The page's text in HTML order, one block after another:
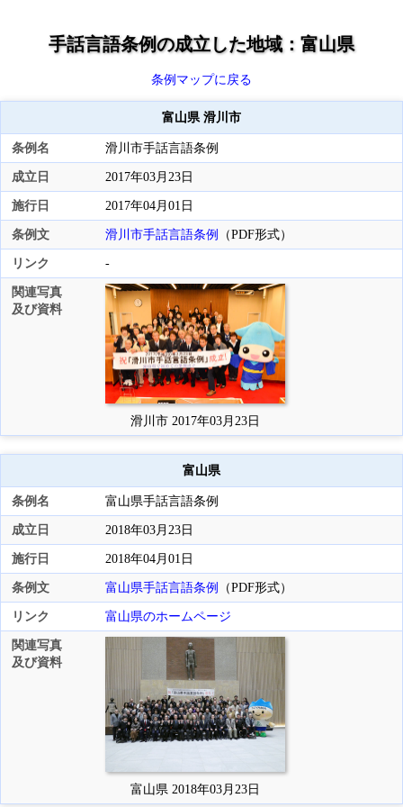
手話言語条例の成立した地域：富山県
条例マップに戻る
富山県 滑川市
条例名 滑川市手話言語条例
成立日 2017年03月23日
施行日 2017年04月01日
条例文 滑川市手話言語条例 （PDF形式）
リンク -
関連写真
及び資料
滑川市 2017年03月23日
富山県
条例名 富山県手話言語条例
成立日 2018年03月23日
施行日 2018年04月01日
条例文 富山県手話言語条例 （PDF形式）
リンク 富山県のホームページ
関連写真
及び資料
富山県 2018年03月23日